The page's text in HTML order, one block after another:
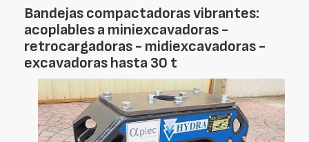
Bandejas compactadoras vibrantes:
acoplables a miniexcavadoras -
retrocargadoras - midiexcavadoras -
excavadoras hasta 30 t